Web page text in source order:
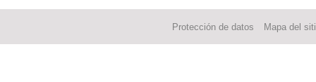
Protección de datos Mapa del